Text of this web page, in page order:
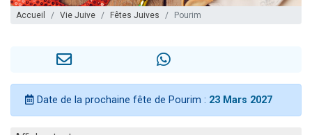
2 personnes viennent de nous rejoindre sur WhatsApp
Il reste 49 places pour étudier en groupe sur Zoom
Accueil Vie Juive Fêtes Juives Pourim
Date de la prochaine fête de Pourim : 23 Mars 2027